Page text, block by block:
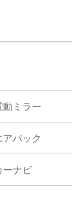
動ミラー
アバック
ーナビ